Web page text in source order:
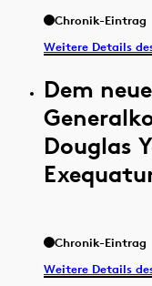
Chronik-Eintrag
Weitere Details
Dem
Douglas
Chronik-Eintrag
Weitere Details